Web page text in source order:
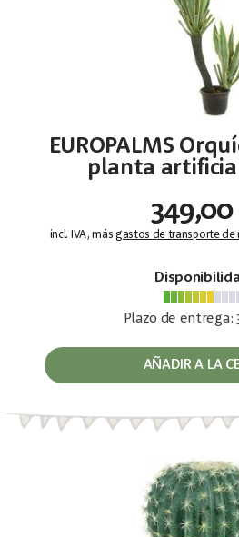
EUROPALMS
planta
incl. IVA, más gastos de transporte de
Plazo de entrega:
AÑADIR A LA